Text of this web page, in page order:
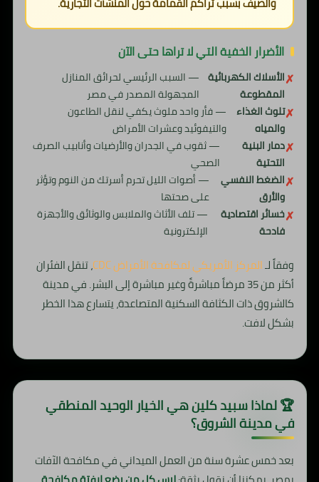
الأضرار الخفية التي لا تراها حتى الآن
الأسلاك الكهربائية
المقطوعة
— السبب الرئيسي لحرائق المنازل
المجهولة المصدر في مصر
تلوث الغذاء
والمياه
— فأر واحد ملوث يكفي لنقل الطاعون
والتيفوئيد وعشرات الأمراض
دمار البنية
التحتية
— ثقوب في الجدران والأرضيات وأنابيب الصرف
الصحي
الضغط النفسي
والأرق
— أصوات الليل تحرم أسرتك من النوم وتؤثر
على صحتها
خسائر اقتصادية
فادحة
— تلف الأثاث والملابس والوثائق والأجهزة
الإلكترونية
وفقاً لـالمركز الأمريكي لمكافحة الأمراض CDC
، تنقل الفئران
أكثر من 35 مرضاً مباشرةً وغير مباشرة إلى البشر. في مدينة
كالشروق ذات الكثافة السكنية المتصاعدة، يتسارع هذا الخطر
بشكل لافت.
🏆 لماذا سبيد كلين هي الخيار الوحيد المنطقي
في مدينة الشروق؟
بعد خمس عشرة سنة من العمل الميداني في مكافحة الآفات